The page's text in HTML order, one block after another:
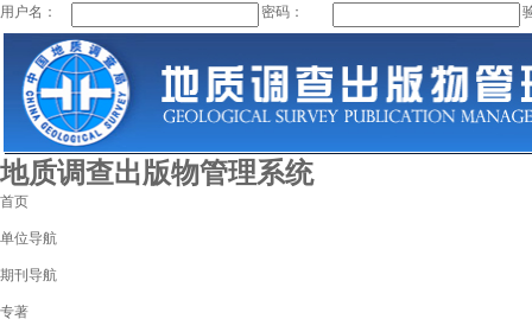
用户名： 密码：
地质调查出版物管理系统
首页
单位导航
期刊导航
专著